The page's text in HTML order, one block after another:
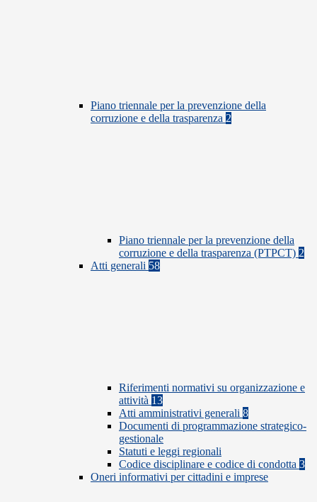
Piano triennale per la prevenzione della
corruzione e della trasparenza 2
Piano triennale per la prevenzione della
corruzione e della trasparenza (PTPCT) 2
Atti generali 58
Riferimenti normativi su organizzazione e
attività 13
Atti amministrativi generali 8
Documenti di programmazione strategico-
gestionale
Statuti e leggi regionali
Codice disciplinare e codice di condotta 3
Oneri informativi per cittadini e imprese